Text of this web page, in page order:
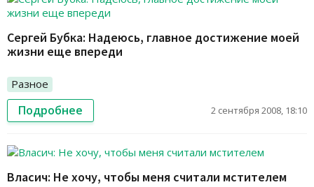
Сергей Бубка: Надеюсь, главное достижение моей
жизни еще впереди
Разное
Подробнее 2 сентября 2008, 18:10
Власич: Не хочу, чтобы меня считали мстителем